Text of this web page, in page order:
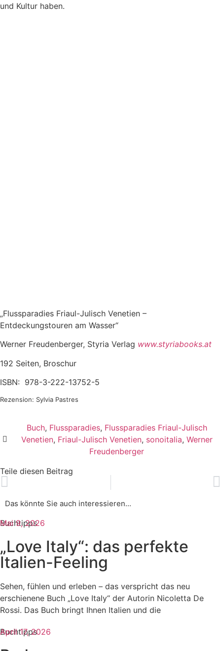
und Kultur haben.
„Flussparadies Friaul-Julisch Venetien –
Entdeckungstouren am Wasser“
Werner Freudenberger, Styria Verlag www.styriabooks.at
192 Seiten, Broschur
ISBN: 978-3-222-13752-5
Rezension: Sylvia Pastres
Buch, Flussparadies, Flussparadies Friaul-Julisch
Venetien, Friaul-Julisch Venetien, sonoitalia, Werner
Freudenberger
Teile diesen Beitrag
Das könnte Sie auch interessieren...​
Buchtipps
„Love Italy“: das perfekte
Italien-Feeling
Sehen, fühlen und erleben – das verspricht das neu
erschienene Buch „Love Italy“ der Autorin Nicoletta De
Rossi. Das Buch bringt Ihnen Italien und die
Mai 9, 2026
Buchtipps
April 17, 2026